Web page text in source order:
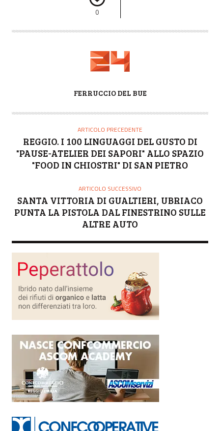
0
T
FERRUCCIO DEL BUE
ARTICOLO PRECEDENTE
REGGIO. I 100 LINGUAGGI DEL GUSTO DI
"PAUSE-ATELIER DEI SAPORI" ALLO SPAZIO
"FOOD IN CHIOSTRI" DI SAN PIETRO
ARTICOLO SUCCESSIVO
SANTA VITTORIA DI GUALTIERI, UBRIACO
PUNTA LA PISTOLA DAL FINESTRINO SULLE
ALTRE AUTO